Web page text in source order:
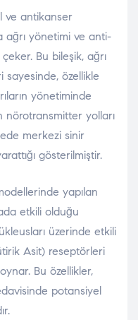
ve antikanser
ağrı yönetimi ve anti-
Bu bileşik, ağrı
sayesinde, özellikle
yönetiminde
nörotransmitter yolları
merkezi sinir
gösterilmiştir.
yapılan
etkili olduğu
üzerinde etkili
Asit) reseptörleri
Bu özellikler,
potansiyel